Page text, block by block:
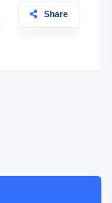
Share